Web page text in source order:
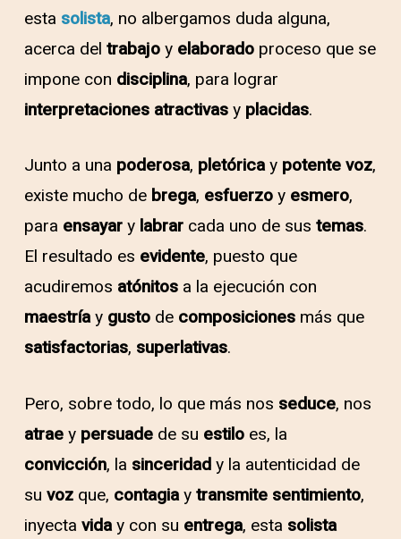
esta solista, no albergamos duda alguna,
acerca del trabajoy elaboradoproceso que se
impone con disciplina, para lograr
interpretaciones atractivasy placidas.
Junto a una poderosa, pletóricay potentevoz,
existe mucho de brega, esfuerzoy esmero,
para ensayary labrarcada uno de sus temas.
El resultado es evidente, puesto que
acudiremos atónitosa la ejecución con
maestríay gustode composicionesmás que
satisfactorias, superlativas.
Pero, sobre todo, lo que más nos seduce, nos
atraey persuadede su estiloes, la
convicción, la sinceridady la autenticidad de
su vozque, contagiaytransmite sentimiento,
inyecta viday con su entrega, esta solista